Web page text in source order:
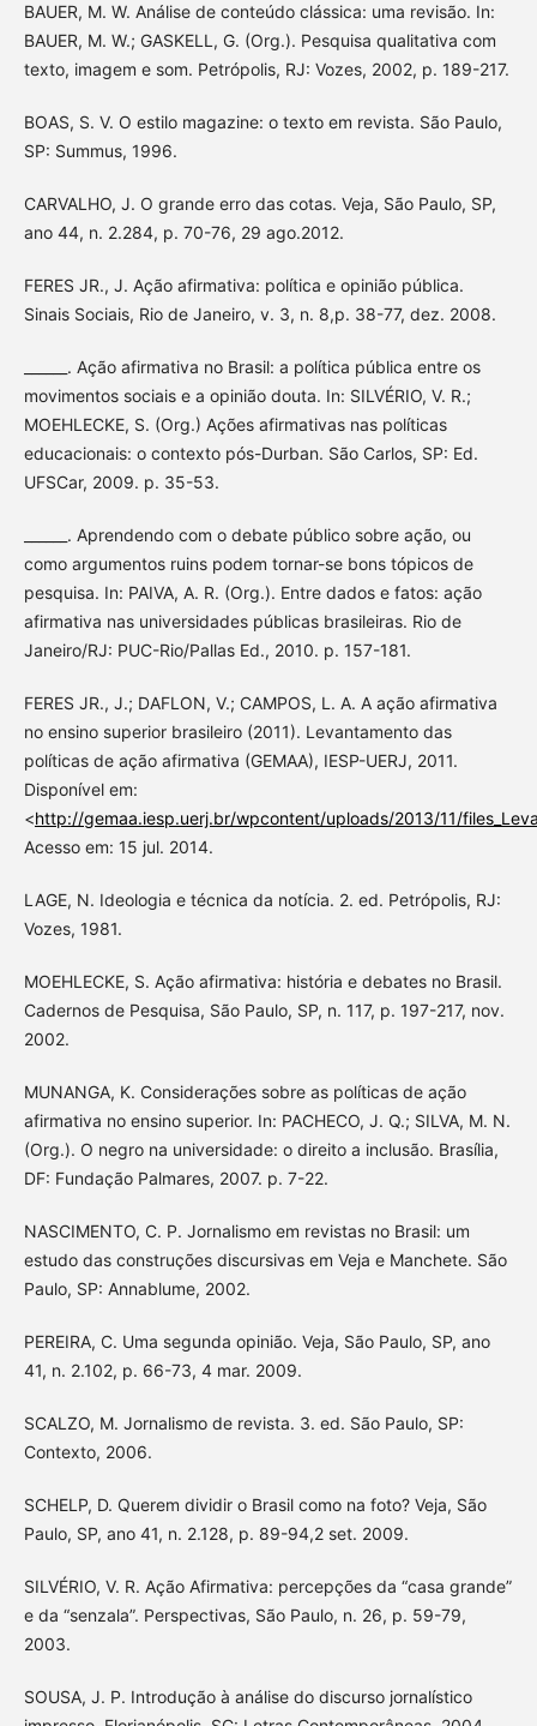
BAUER, M. W. Análise de conteúdo clássica: uma revisão. In:
BAUER, M. W.; GASKELL, G. (Org.). Pesquisa qualitativa com
texto, imagem e som. Petrópolis, RJ: Vozes, 2002, p. 189-217.
BOAS, S. V. O estilo magazine: o texto em revista. São Paulo,
SP: Summus, 1996.
CARVALHO, J. O grande erro das cotas. Veja, São Paulo, SP,
ano 44, n. 2.284, p. 70-76, 29 ago.2012.
FERES JR., J. Ação afirmativa: política e opinião pública.
Sinais Sociais, Rio de Janeiro, v. 3, n. 8,p. 38-77, dez. 2008.
______. Ação afirmativa no Brasil: a política pública entre os
movimentos sociais e a opinião douta. In: SILVÉRIO, V. R.;
MOEHLECKE, S. (Org.) Ações afirmativas nas políticas
educacionais: o contexto pós-Durban. São Carlos, SP: Ed.
UFSCar, 2009. p. 35-53.
______. Aprendendo com o debate público sobre ação, ou
como argumentos ruins podem tornar-se bons tópicos de
pesquisa. In: PAIVA, A. R. (Org.). Entre dados e fatos: ação
afirmativa nas universidades públicas brasileiras. Rio de
Janeiro/RJ: PUC-Rio/Pallas Ed., 2010. p. 157-181.
FERES JR., J.; DAFLON, V.; CAMPOS, L. A. A ação afirmativa
no ensino superior brasileiro (2011). Levantamento das
políticas de ação afirmativa (GEMAA), IESP-UERJ, 2011.
Disponível em:
<http://gemaa.iesp.uerj.br/wpcontent/uploads/2013/11/
Acesso em: 15 jul. 2014.
LAGE, N. Ideologia e técnica da notícia. 2. ed. Petrópolis, RJ:
Vozes, 1981.
MOEHLECKE, S. Ação afirmativa: história e debates no Brasil.
Cadernos de Pesquisa, São Paulo, SP, n. 117, p. 197-217, nov.
2002.
MUNANGA, K. Considerações sobre as políticas de ação
afirmativa no ensino superior. In: PACHECO, J. Q.; SILVA, M. N.
(Org.). O negro na universidade: o direito a inclusão. Brasília,
DF: Fundação Palmares, 2007. p. 7-22.
NASCIMENTO, C. P. Jornalismo em revistas no Brasil: um
estudo das construções discursivas em Veja e Manchete. São
Paulo, SP: Annablume, 2002.
PEREIRA, C. Uma segunda opinião. Veja, São Paulo, SP, ano
41, n. 2.102, p. 66-73, 4 mar. 2009.
SCALZO, M. Jornalismo de revista. 3. ed. São Paulo, SP:
Contexto, 2006.
SCHELP, D. Querem dividir o Brasil como na foto? Veja, São
Paulo, SP, ano 41, n. 2.128, p. 89-94,2 set. 2009.
SILVÉRIO, V. R. Ação Afirmativa: percepções da “casa grande”
e da “senzala”. Perspectivas, São Paulo, n. 26, p. 59-79,
2003.
SOUSA, J. P. Introdução à análise do discurso jornalístico